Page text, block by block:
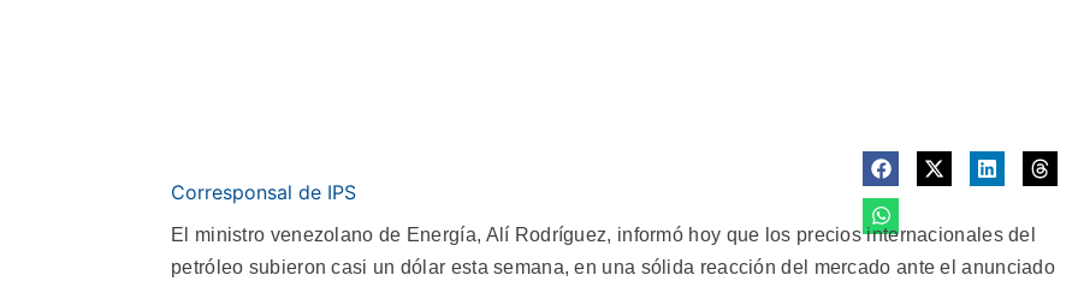
Corresponsal de IPS
El ministro venezolano de Energía, Alí Rodríguez, informó hoy que los precios internacionales del
petróleo subieron casi un dólar esta semana, en una sólida reacción del mercado ante el anunciado